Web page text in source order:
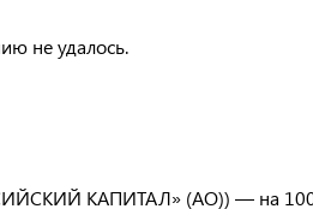
не удалось.
КАПИТАЛ» (АО)) — на